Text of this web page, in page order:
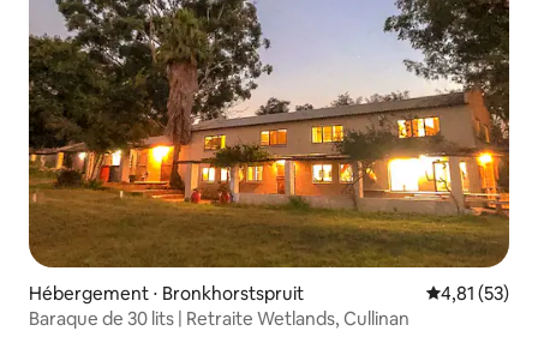
Hébergement ⋅ Bronkhorstspruit Évaluation
4,81 (53)
Baraque de 30 lits | Retraite Wetlands, Cullinan